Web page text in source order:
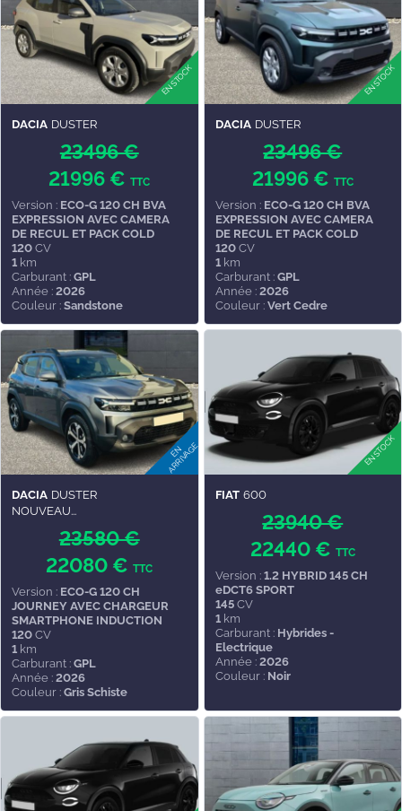
DACIA DUSTER
23496 €
21996 €TTC
Version : ECO-G 120 CH BVA
EXPRESSION AVEC CAMERA
DE RECUL ET PACK COLD
120 CV
1 km
Carburant : GPL
Année : 2026
Couleur : Sandstone
DACIA DUSTER
23496 €
21996 € TTC
Version : ECO-G 120 CH BVA
EXPRESSION AVEC CAMERA
DE RECUL ET PACK COLD
120CV
1km
Carburant : GPL
Année : 2026
Couleur : Vert Cedre
DACIA DUSTER
NOUVEAU...
23580 €
22080 €TTC
Version : ECO-G 120 CH
JOURNEY AVEC CHARGEUR
SMARTPHONE INDUCTION
120 CV
1 km
Carburant : GPL
Année : 2026
Couleur : Gris Schiste
FIAT 600
23940 €
22440 € TTC
Version : 1.2 HYBRID 145 CH
eDCT6 SPORT
145CV
1km
Carburant : Hybrides -
Electrique
Année : 2026
Couleur : Noir